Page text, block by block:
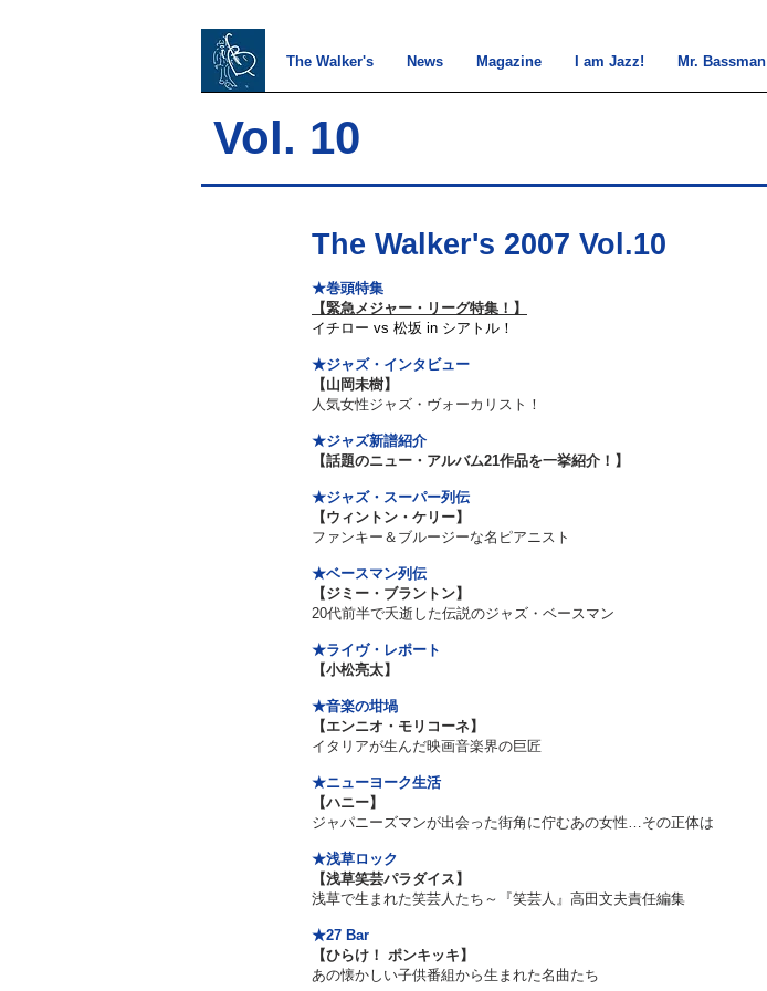
The Walker's News Magazine I am Jazz! Mr. Bassman
Vol. 10
The Walker's 2007 Vol.10
★巻頭特集
【緊急メジャー・リーグ特集！ 】
イチロー vs 松坂 in シアトル！
★ジャズ・インタビュー
【山岡未樹】
人気女性ジャズ・ヴォーカリスト！
★ジャズ新譜紹介
【話題のニュー・アルバム21作品を一挙紹介！】
★ジャズ・スーパー列伝
【ウィントン・ケリー】
ファンキー＆ブルージーな名ピアニスト
★ベースマン列伝
【ジミー・ブラントン】
20代前半で夭逝した伝説のジャズ・ベースマン
★ライヴ・レポート
【小松亮太】
★音楽の坩堝
【エンニオ・モリコーネ】
イタリアが生んだ映画音楽界の巨匠
★ニューヨーク生活
【ハニー】
ジャパニーズマンが出会った街角に佇むあの女性…その正体は
★浅草ロック
【浅草笑芸パラダイス】
浅草で生まれた笑芸人たち～『笑芸人』高田文夫責任編集
★27 Bar
【ひらけ！ ポンキッキ】
あの懐かしい子供番組から生まれた名曲たち